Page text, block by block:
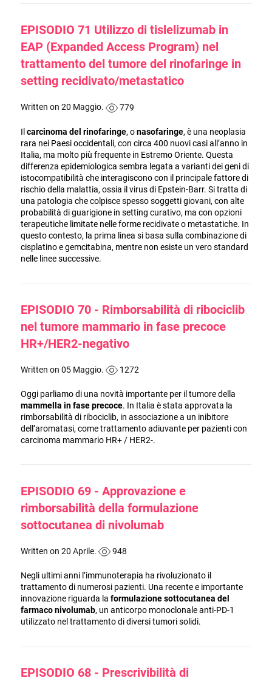
EPISODIO 71 Utilizzo di tislelizumab in
EAP (Expanded Access Program) nel
trattamento del tumore del rinofaringe in
setting recidivato/metastatico
Written on 20 Maggio. 779
Ilcarcinoma del rinofaringe, onasofaringe, è una neoplasia
rara nei Paesi occidentali, con circa 400 nuovi casi all’anno in
Italia, ma molto più frequente in Estremo Oriente. Questa
differenza epidemiologica sembra legata a varianti dei geni di
istocompatibilità che interagiscono con il principale fattore di
rischio della malattia, ossia il virus di Epstein-Barr. Si tratta di
una patologia che colpisce spesso soggetti giovani, con alte
probabilità di guarigione in setting curativo, ma con opzioni
terapeutiche limitate nelle forme recidivate o metastatiche. In
questo contesto, la prima linea si basa sulla combinazione di
cisplatino e gemcitabina, mentre non esiste un vero standard
nelle linee successive.
EPISODIO 70 - Rimborsabilità di ribociclib
nel tumore mammario in fase precoce
HR+/HER2-negativo
Written on 05 Maggio. 1272
Oggi parliamo di una novità importante per il tumore della
mammella in fase precoce. In Italia è stata approvata la
rimborsabilità di ribociclib, in associazione a un inibitore
dell’aromatasi, come trattamento adiuvante per pazienti con
carcinoma mammario HR+ / HER2-.
EPISODIO 69 - Approvazione e
rimborsabilità della formulazione
sottocutanea di nivolumab
Written on 20 Aprile. 948
Negli ultimi anni l’immunoterapia ha rivoluzionato il
trattamento di numerosi pazienti. Una recente e importante
innovazione riguarda la formulazione sottocutanea del
farmaco nivolumab, un anticorpo monoclonale anti-PD-1
utilizzato nel trattamento di diversi tumori solidi.
EPISODIO 68 - Prescrivibilità di